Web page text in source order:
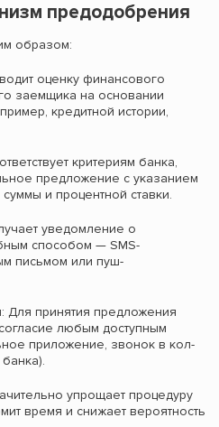
предодобрения
образом:
оценку финансового
заемщика на основании
кредитной истории,
критериям банка,
предложение с указанием
и процентной ставки.
уведомление о
способом — SMS-
письмом или пуш-
Для принятия предложения
любым доступным
приложение, звонок в кол-
упрощает процедуру
время и снижает вероятность